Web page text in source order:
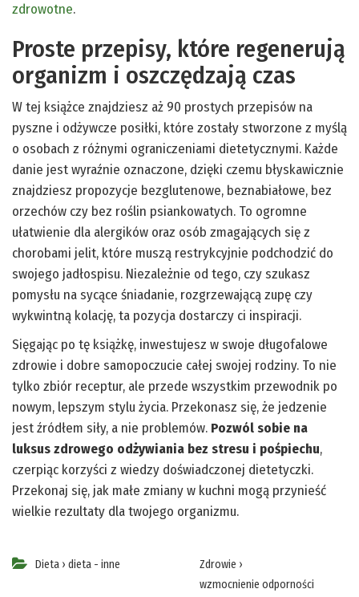
zdrowotne.
Proste przepisy, które regenerują
organizm i oszczędzają czas
W tej książce znajdziesz aż 90 prostych przepisów na
pyszne i odżywcze posiłki, które zostały stworzone z myślą
o osobach z różnymi ograniczeniami dietetycznymi. Każde
danie jest wyraźnie oznaczone, dzięki czemu błyskawicznie
znajdziesz propozycje bezglutenowe, beznabiałowe, bez
orzechów czy bez roślin psiankowatych. To ogromne
ułatwienie dla alergików oraz osób zmagających się z
chorobami jelit, które muszą restrykcyjnie podchodzić do
swojego jadłospisu. Niezależnie od tego, czy szukasz
pomysłu na sycące śniadanie, rozgrzewającą zupę czy
wykwintną kolację, ta pozycja dostarczy ci inspiracji.
Sięgając po tę książkę, inwestujesz w swoje długofalowe
zdrowie i dobre samopoczucie całej swojej rodziny. To nie
tylko zbiór receptur, ale przede wszystkim przewodnik po
nowym, lepszym stylu życia. Przekonasz się, że jedzenie
jest źródłem siły, a nie problemów. Pozwól sobie na
luksus zdrowego odżywiania bez stresu i pośpiechu,
czerpiąc korzyści z wiedzy doświadczonej dietetyczki.
Przekonaj się, jak małe zmiany w kuchni mogą przynieść
wielkie rezultaty dla twojego organizmu.
Dieta › dieta - inne Zdrowie ›
wzmocnienie odporności